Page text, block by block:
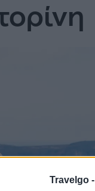
Travelgo -